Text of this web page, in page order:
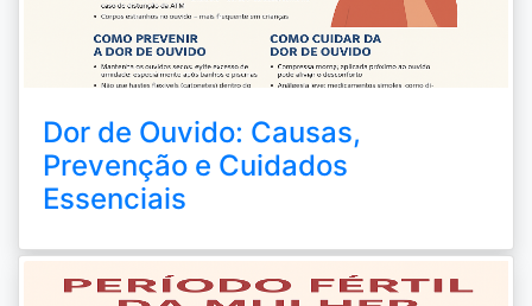
Dor de Ouvido: Causas,
Prevenção e Cuidados
Essenciais